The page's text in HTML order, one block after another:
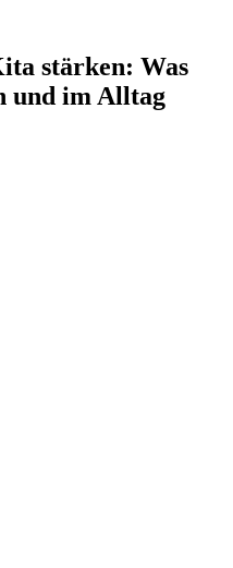
stärken: Was
und im Alltag